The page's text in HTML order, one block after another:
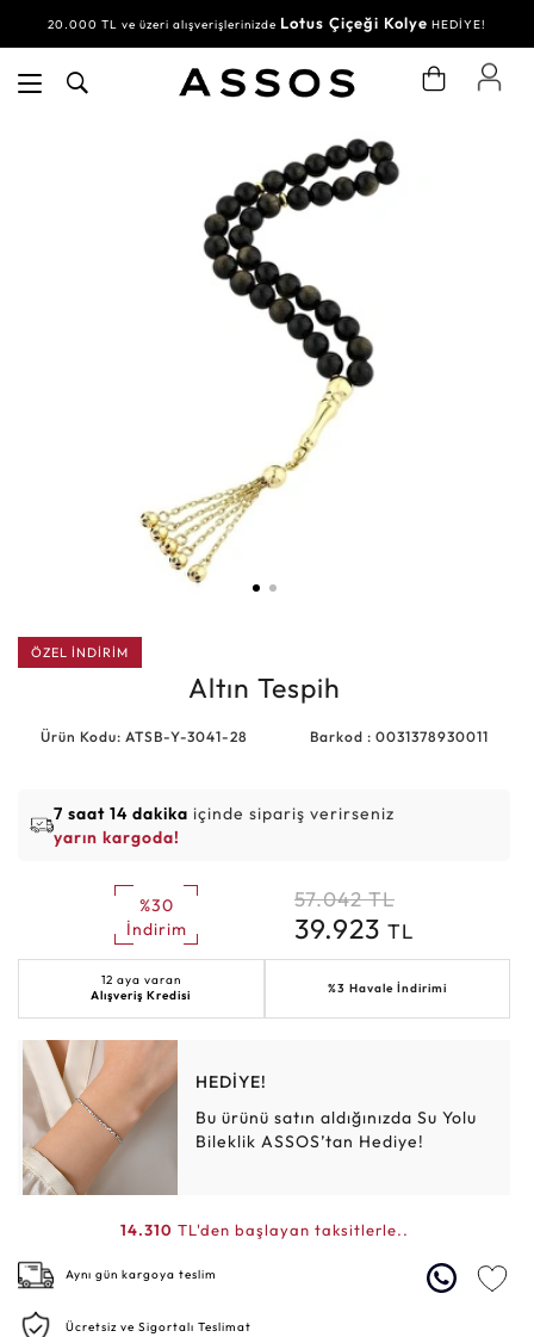
20.000 TL ve üzeri alışverişlerinizde Lotus Çiçeği Kolye HEDİYE!
ÖZEL İNDİRİM
Altın Tespih
Ürün Kodu: ATSB-Y-3041-28 Barkod : 0031378930011
7 saat 14 dakika içinde sipariş verirseniz
yarın kargoda!
%30
İndirim
57.042 TL
39.923 TL
12 aya varan
Alışveriş Kredisi
%3 Havale İndirimi
HEDİYE!
Bu ürünü satın aldığınızda Su Yolu
Bileklik ASSOS’tan Hediye!
14.310 TL'den başlayan taksitlerle..
Aynı gün kargoya teslim
Ücretsiz ve Sigortalı Teslimat